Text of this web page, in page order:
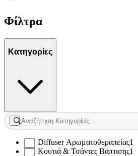
Φίλτρα
Κατηγορίες
Diffuser Αρωματοθεραπείας1
Κουτιά & Τσάντες Βάπτισης1